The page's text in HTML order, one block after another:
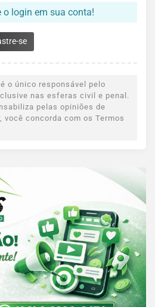
o login em sua conta!
se
o único responsável pelo
nas esferas civil e penal.
pelas opiniões de
você concorda com os Termos